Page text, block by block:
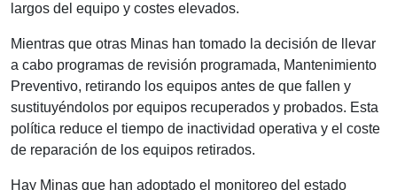
largos del equipo y costes elevados.
Mientras que otras Minas han tomado la decisión de llevar
a cabo programas de revisión programada, Mantenimiento
Preventivo, retirando los equipos antes de que fallen y
sustituyéndolos por equipos recuperados y probados. Esta
política reduce el tiempo de inactividad operativa y el coste
de reparación de los equipos retirados.
Hay Minas que han adoptado el monitoreo del estado